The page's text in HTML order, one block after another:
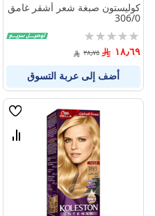
كوليستون صبغة شعر أشقر غامق
306/0
Rating:
0%
١٨٫٦٩ ٢٨٫٧٥
أضف إلى عربة التسوق
قائمة
قارن